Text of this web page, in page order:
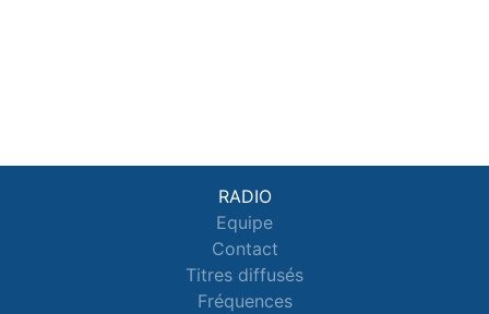
RADIO
Equipe
Contact
Titres diffusés
Fréquences